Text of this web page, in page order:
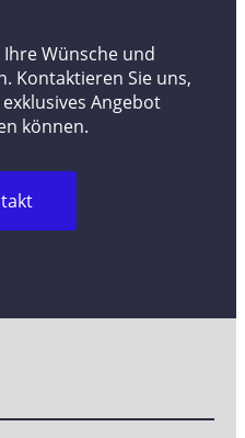
Wünsche und
Kontaktieren Sie uns,
Angebot
können.